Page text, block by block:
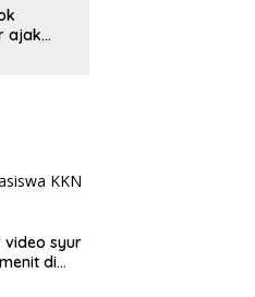
ajak
video syur
di